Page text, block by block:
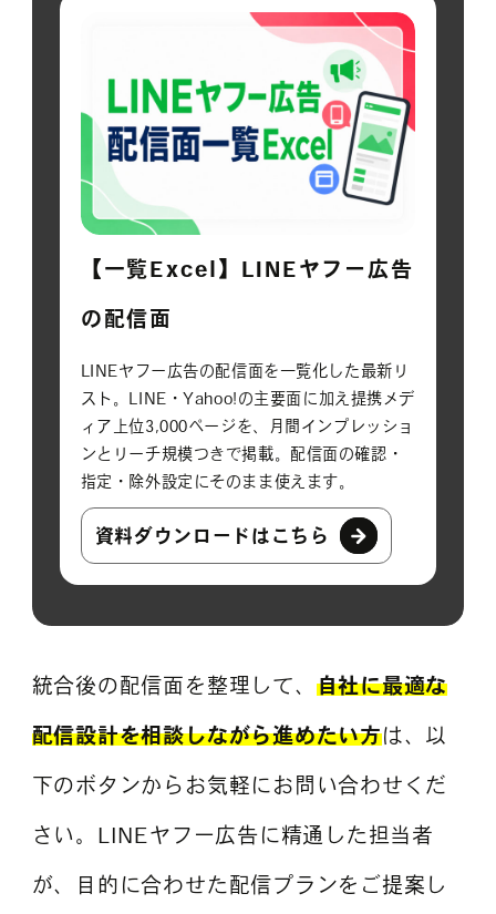
【一覧Excel】LINEヤフー広告
の配信面
LINEヤフー広告の配信面を一覧化した最新リ
スト。LINE・Yahoo!の主要面に加え提携メデ
ィア上位3,000ページを、月間インプレッショ
ンとリーチ規模つきで掲載。配信面の確認・
指定・除外設定にそのまま使えます。
資料ダウンロードはこちら
統合後の配信面を整理して、 自社に最適な
配信設計を相談しながら進めたい方は、以
下のボタンからお気軽にお問い合わせくだ
さい。LINEヤフー広告に精通した担当者
が、目的に合わせた配信プランをご提案し